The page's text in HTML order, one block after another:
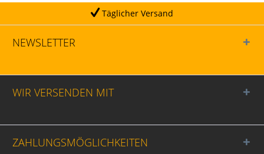
Täglicher Versand
NEWSLETTER
WIR VERSENDEN MIT
ZAHLUNGSMÖGLICHKEITEN